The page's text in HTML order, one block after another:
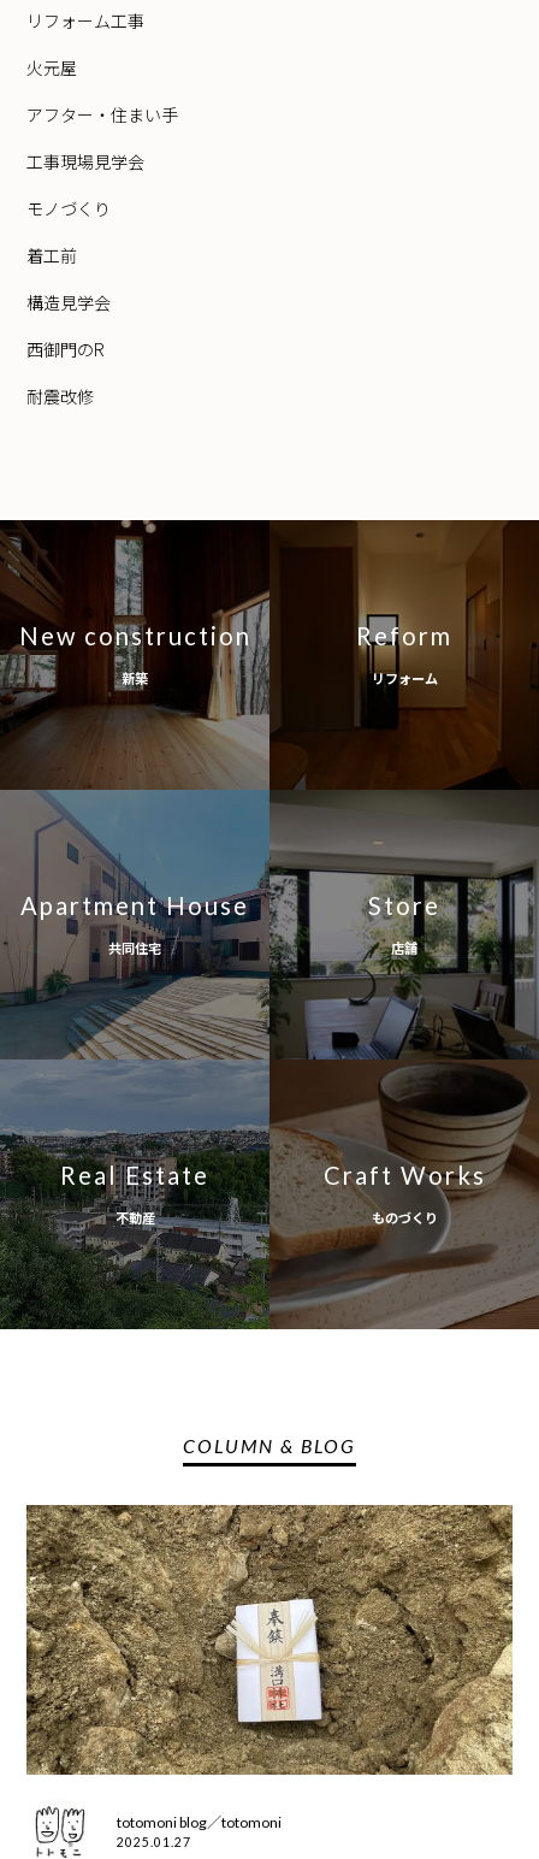
リフォーム工事
火元屋
アフター・住まい手
工事現場見学会
モノづくり
着工前
構造見学会
西御門のR
耐震改修
New construction
新築
Reform
リフォーム
Apartment House
共同住宅
Store
店舗
Real Estate
不動産
Craft Works
ものづくり
COLUMN & BLOG
totomoni blog／totomoni
2025.01.27